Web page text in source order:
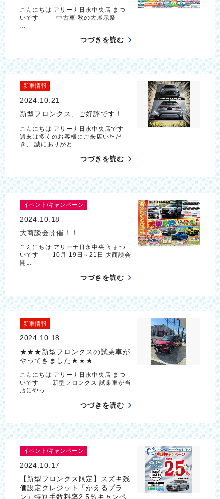
こんにちは アリーナ日永中央店 まつ
いです 中古車 秋の大展示祭
…
つづきを読む
新車情報
2024.10.21
新型フロンクス、ご好評です！
こんにちは アリーナ日永中央店です
週末は多くのお客様にご来店いただ
き、 誠にありがと…
つづきを読む
イベント/キャンペーン
2024.10.18
大商談会開催！！
こんにちは アリーナ日永中央店 まつ
いです 10月 19日～21日 大商談会
開…
つづきを読む
新車情報
2024.10.18
★★★新型フロンクスの試乗車が
やってきました★★★
こんにちは アリーナ日永中央店 まつ
いです 新型フロンクス 試乗車が当
店にやっ…
つづきを読む
イベント/キャンペーン
2024.10.17
【新型フロンクス限定】スズキ残
価設定クレジット「かえるプラ
ン」特別手数料率2.5％キャンペ